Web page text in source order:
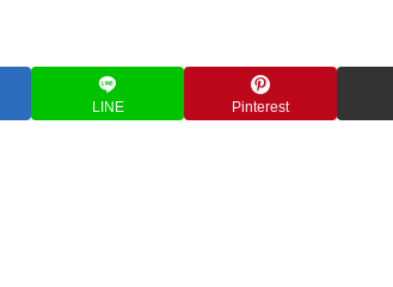
LINE Pinterest